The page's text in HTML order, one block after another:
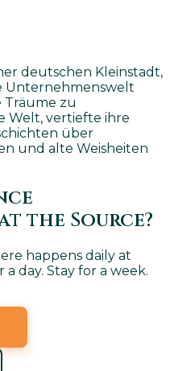
deutschen Kleinstadt,
Unternehmenswelt
Träume zu
Welt, vertiefte ihre
über
und alte Weisheiten
the Source?
happens daily at
a day. Stay for a week.